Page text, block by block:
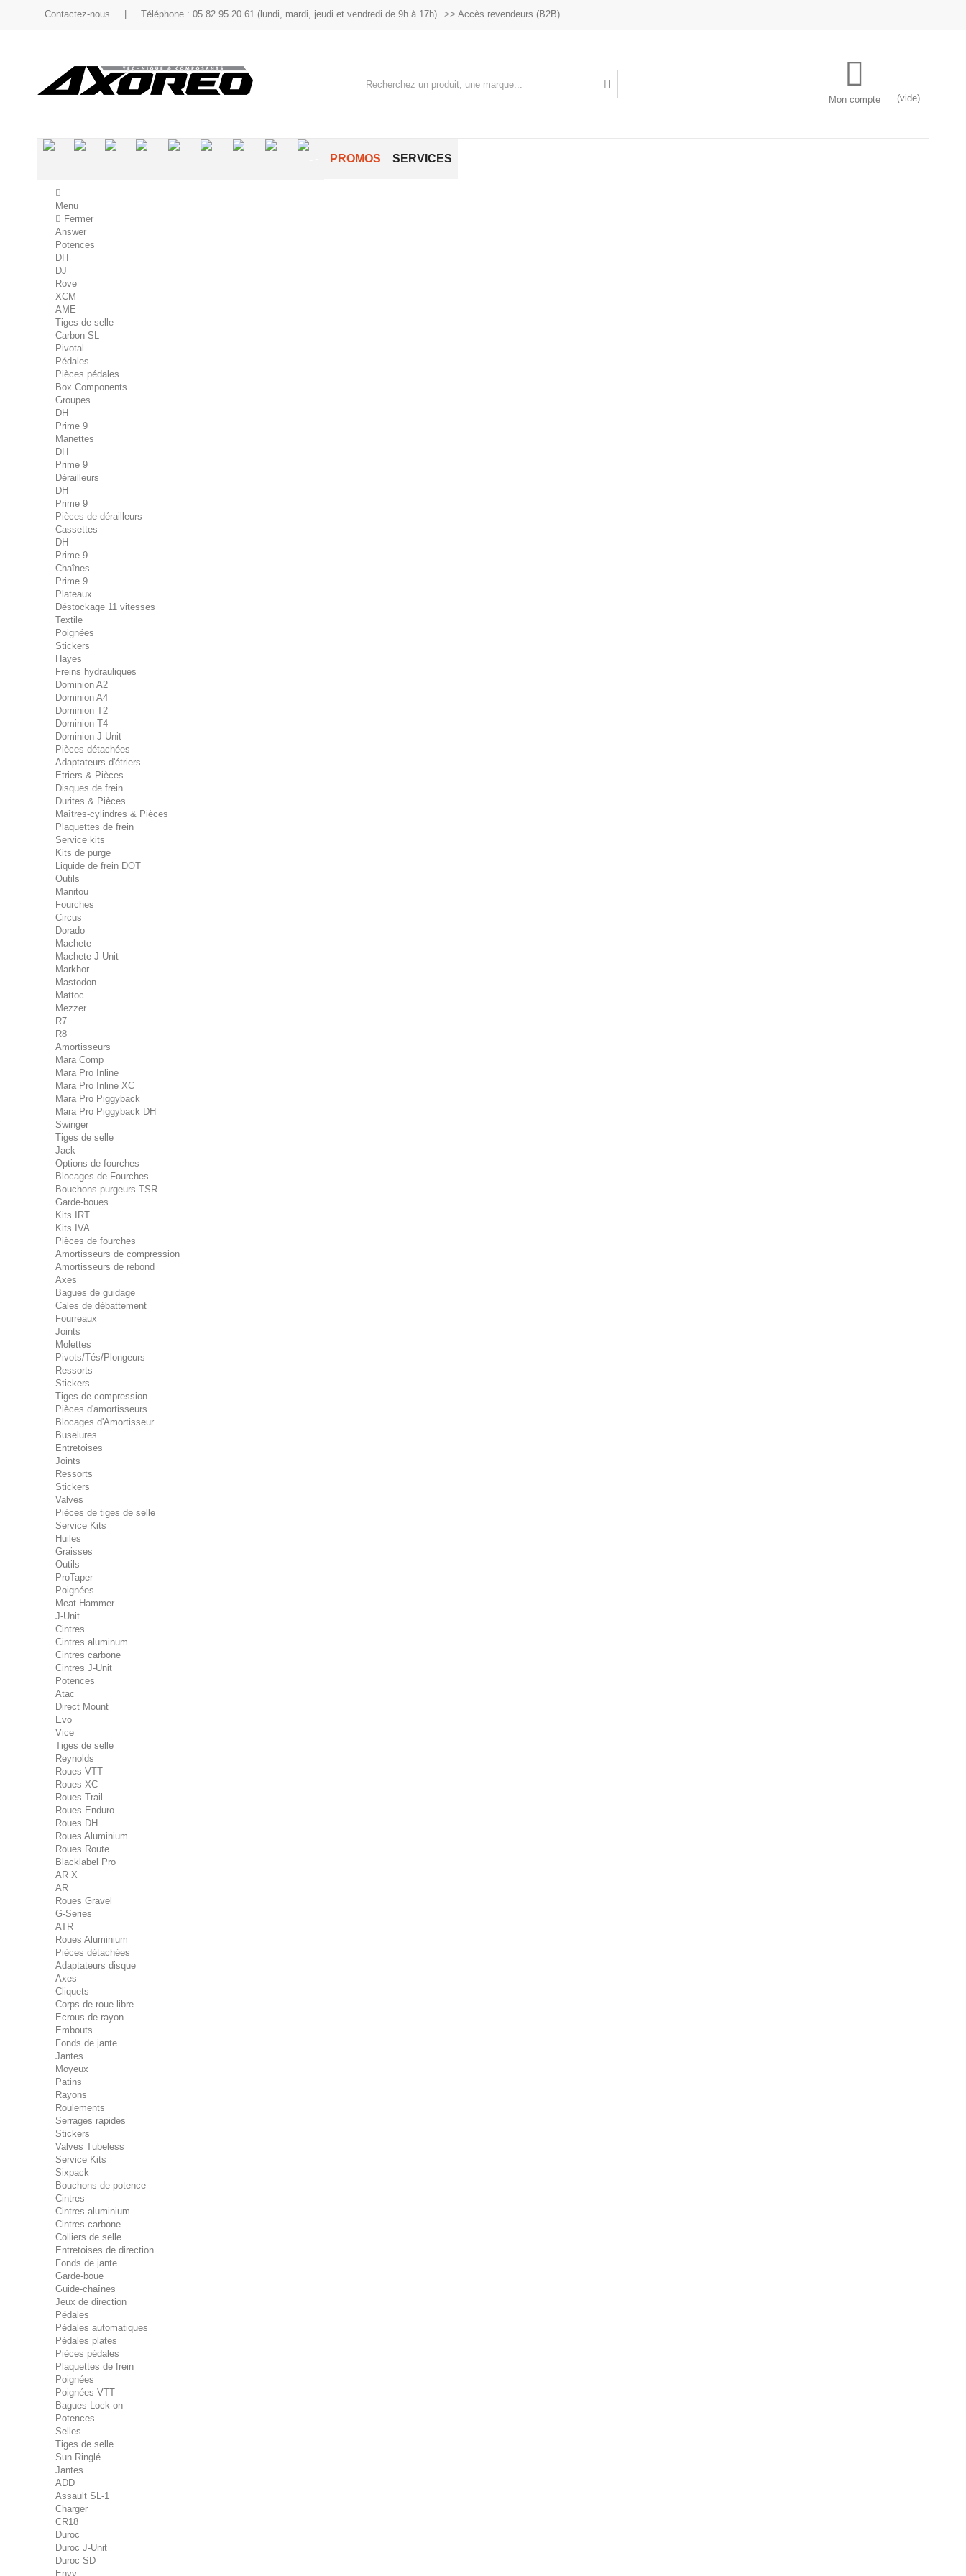
Contactez-nous Téléphone : 05 82 95 20 61 (lundi, mardi, jeudi et vendredi de 9h à 17h) >> Accès revendeurs (B2B)
(vide)
Mon compte
PROMOS SERVICES
Menu
Fermer
Answer
Potences
DH
DJ
Rove
XCM
AME
Tiges de selle
Carbon SL
Pivotal
Pédales
Pièces pédales
Box Components
Groupes
DH
Prime 9
Manettes
DH
Prime 9
Dérailleurs
DH
Prime 9
Pièces de dérailleurs
Cassettes
DH
Prime 9
Chaînes
Prime 9
Plateaux
Déstockage 11 vitesses
Textile
Poignées
Stickers
Hayes
Freins hydrauliques
Dominion A2
Dominion A4
Dominion T2
Dominion T4
Dominion J-Unit
Pièces détachées
Adaptateurs d'étriers
Etriers & Pièces
Disques de frein
Durites & Pièces
Maîtres-cylindres & Pièces
Plaquettes de frein
Service kits
Kits de purge
Liquide de frein DOT
Outils
Manitou
Fourches
Circus
Dorado
Machete
Machete J-Unit
Markhor
Mastodon
Mattoc
Mezzer
R7
R8
Amortisseurs
Mara Comp
Mara Pro Inline
Mara Pro Inline XC
Mara Pro Piggyback
Mara Pro Piggyback DH
Swinger
Tiges de selle
Jack
Options de fourches
Blocages de Fourches
Bouchons purgeurs TSR
Garde-boues
Kits IRT
Kits IVA
Pièces de fourches
Amortisseurs de compression
Amortisseurs de rebond
Axes
Bagues de guidage
Cales de débattement
Fourreaux
Joints
Molettes
Pivots/Tés/Plongeurs
Ressorts
Stickers
Tiges de compression
Pièces d'amortisseurs
Blocages d'Amortisseur
Buselures
Entretoises
Joints
Ressorts
Stickers
Valves
Pièces de tiges de selle
Service Kits
Huiles
Graisses
Outils
ProTaper
Poignées
Meat Hammer
J-Unit
Cintres
Cintres aluminum
Cintres carbone
Cintres J-Unit
Potences
Atac
Direct Mount
Evo
Vice
Tiges de selle
Reynolds
Roues VTT
Roues XC
Roues Trail
Roues Enduro
Roues DH
Roues Aluminium
Roues Route
Blacklabel Pro
AR X
AR
Roues Gravel
G-Series
ATR
Roues Aluminium
Pièces détachées
Adaptateurs disque
Axes
Cliquets
Corps de roue-libre
Ecrous de rayon
Embouts
Fonds de jante
Jantes
Moyeux
Patins
Rayons
Roulements
Serrages rapides
Stickers
Valves Tubeless
Service Kits
Sixpack
Bouchons de potence
Cintres
Cintres aluminium
Cintres carbone
Colliers de selle
Entretoises de direction
Fonds de jante
Garde-boue
Guide-chaînes
Jeux de direction
Pédales
Pédales automatiques
Pédales plates
Pièces pédales
Plaquettes de frein
Poignées
Poignées VTT
Bagues Lock-on
Potences
Selles
Tiges de selle
Sun Ringlé
Jantes
ADD
Assault SL-1
Charger
CR18
Duroc
Duroc J-Unit
Duroc SD
Envy